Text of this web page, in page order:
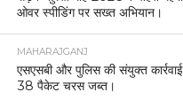
ओवर स्पीडिंग पर सख्त अभियान।
MAHARAJGANJ
एसएसबी और पुलिस की संयुक्त
38 पैकेट चरस जब्त।